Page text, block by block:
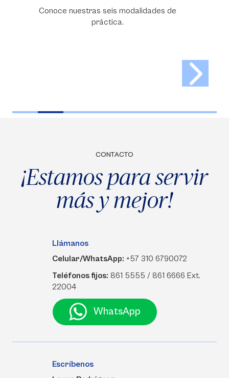
de Documento Estatutario del
CONTACTO
¡Estamos para servir
más y mejor!
Llámanos
Celular/WhatsApp: +57 310 6790072
Teléfonos fijos: 861 5555 / 861 6666 Ext.
22004
WhatsApp
Escríbenos